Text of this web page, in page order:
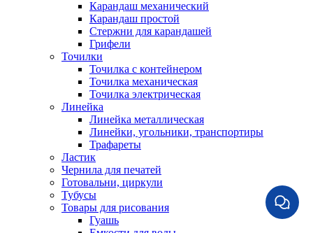
Карандаш механический
Карандаш простой
Стержни для карандашей
Грифели
Точилки
Точилка с контейнером
Точилка механическая
Точилка электрическая
Линейка
Линейка металлическая
Линейки, угольники, транспортиры
Трафареты
Ластик
Чернила для печатей
Готовальни, циркули
Тубусы
Товары для рисования
Гуашь